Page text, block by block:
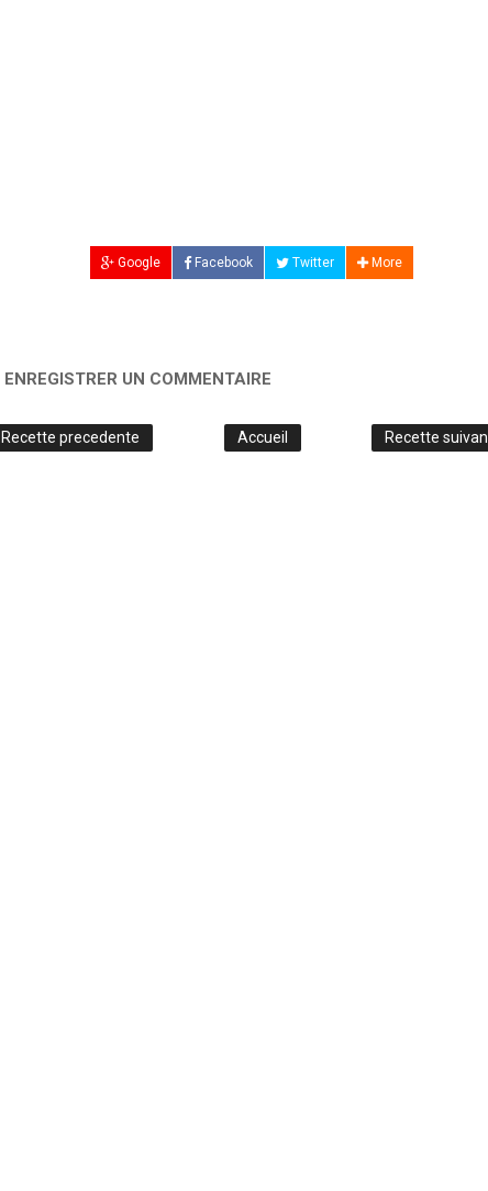
Google Facebook Twitter More
ENREGISTRER UN COMMENTAIRE
Recette precedente Recette
Accueil